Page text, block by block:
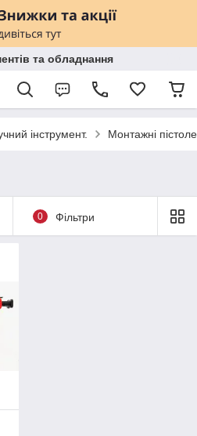
та обладнання
інструмент. Монтажні
0 Фільтри